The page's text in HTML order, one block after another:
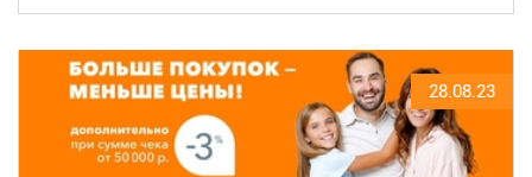
28.08.23